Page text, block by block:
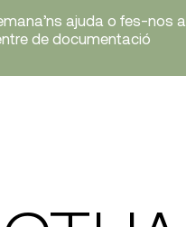
ajuda o fes-nos
de documentació